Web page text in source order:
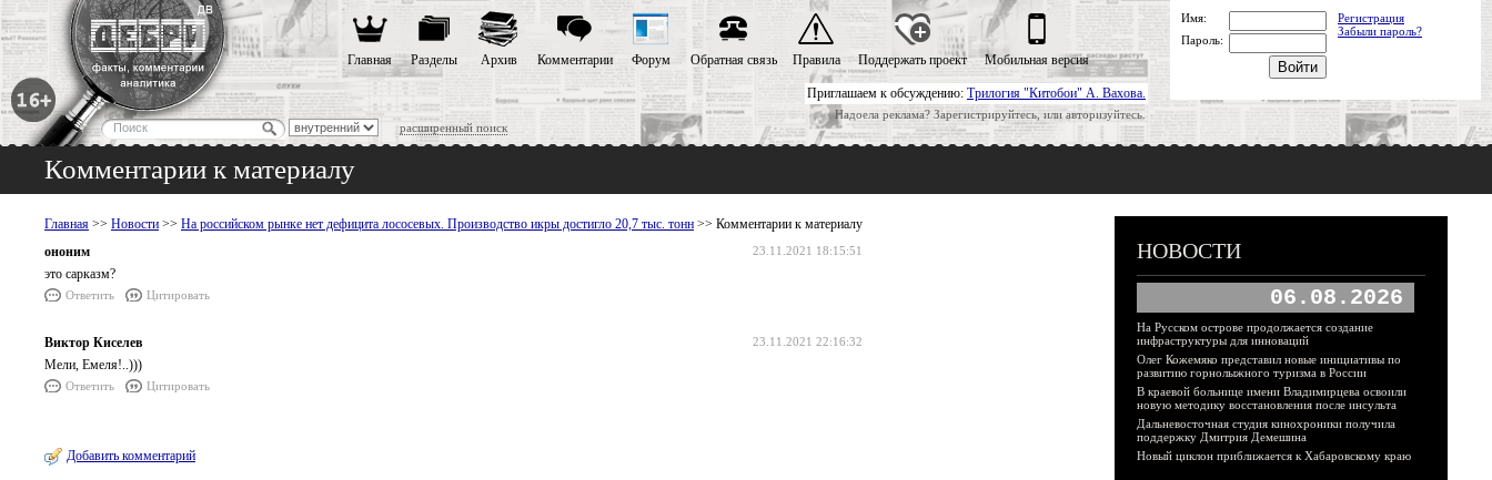
Приглашаем к обсуждению: Трилогия "Китобои" А. Вахова.
Надоела реклама? Зарегистрируйтесь, или авторизуйтесь.
расширенный поиск
Главная Разделы Архив Комментарии Форум Обратная связь Правила Поддержать проект Мобильная версия
Имя:
Регистрация
Забыли пароль?
Пароль:
Комментарии к материалу
Главная >> Новости >> На российском рынке нет дефицита лососевых. Производство икры достигло 20,7 тыс. тонн >> Комментарии к материалу
23.11.2021 18:15:51
ононим
это сарказм?
Ответить Цитировать
23.11.2021 22:16:32
Виктор Киселев
Мели, Емеля!..)))
Ответить Цитировать
Добавить комментарий
НОВОСТИ
06.08.2026
На Русском острове продолжается создание
инфраструктуры для инноваций
Олег Кожемяко представил новые инициативы по
развитию горнолыжного туризма в России
В краевой больнице имени Владимирцева освоили
новую методику восстановления после инсульта
Дальневосточная студия кинохроники получила
поддержку Дмитрия Демешина
Новый циклон приближается к Хабаровскому краю